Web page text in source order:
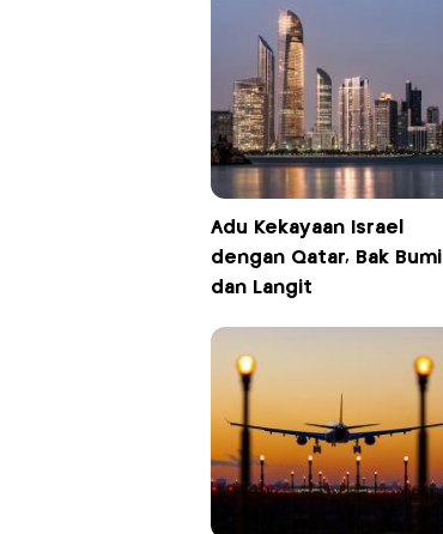
Adu Kekayaan Israel
dengan Qatar, Bak Bumi
dan Langit